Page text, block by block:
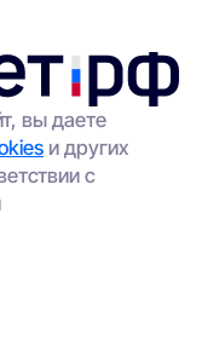
вы даете
и других
с